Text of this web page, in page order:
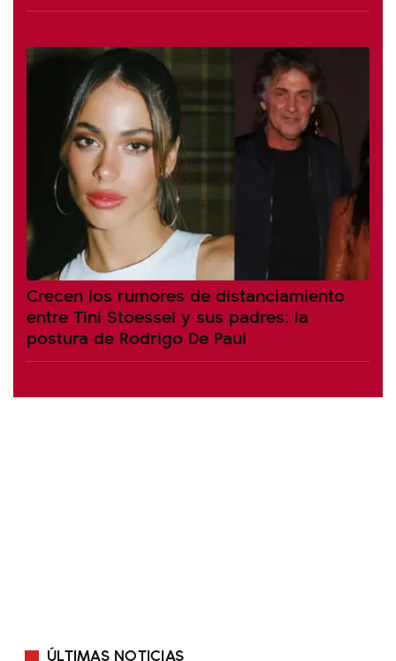
Crecen los rumores de distanciamiento
entre Tini Stoessel y sus padres: la
postura de Rodrigo De Paul
ÚLTIMAS NOTICIAS